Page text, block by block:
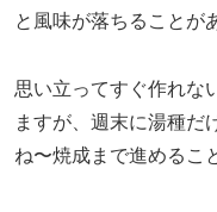
と風味が落ちることが
思い立ってすぐ作れな
ますが、週末に湯種だ
ね〜焼成まで進めるこ